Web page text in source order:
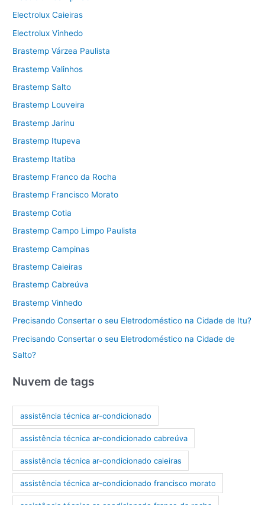
Electrolux Caieiras
Electrolux Vinhedo
Brastemp Várzea Paulista
Brastemp Valinhos
Brastemp Salto
Brastemp Louveira
Brastemp Jarinu
Brastemp Itupeva
Brastemp Itatiba
Brastemp Franco da Rocha
Brastemp Francisco Morato
Brastemp Cotia
Brastemp Campo Limpo Paulista
Brastemp Campinas
Brastemp Caieiras
Brastemp Cabreúva
Brastemp Vinhedo
Precisando Consertar o seu Eletrodoméstico na Cidade de Itu?
Precisando Consertar o seu Eletrodoméstico na Cidade de
Salto?
Nuvem de tags
assistência técnica ar-condicionado
assistência técnica ar-condicionado cabreúva
assistência técnica ar-condicionado caieiras
assistência técnica ar-condicionado francisco morato